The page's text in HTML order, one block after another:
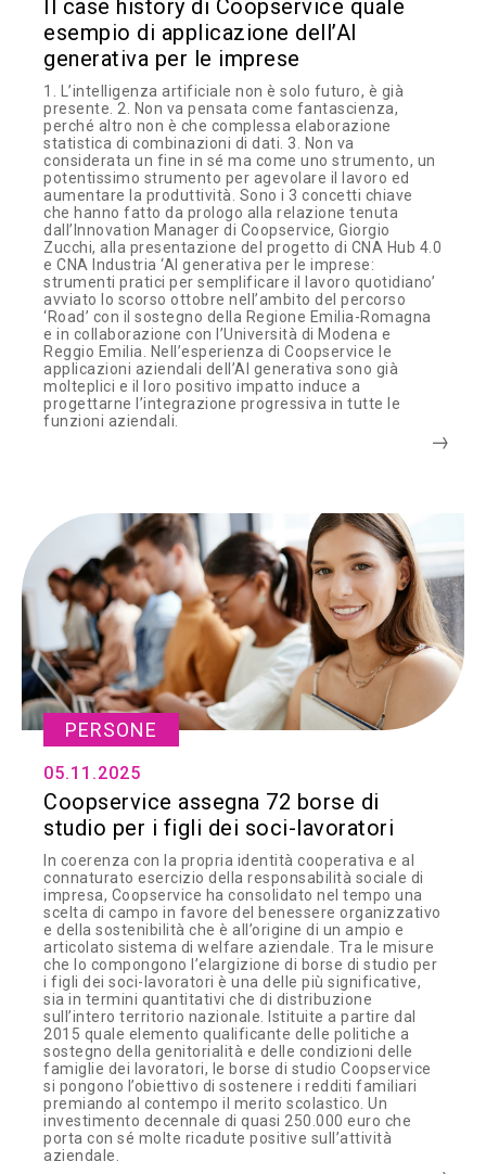
Il case history di Coopservice quale
esempio di applicazione dell’AI
generativa per le imprese
1. L’intelligenza artificiale non è solo futuro, è già
presente. 2. Non va pensata come fantascienza,
perché altro non è che complessa elaborazione
statistica di combinazioni di dati. 3. Non va
considerata un fine in sé ma come uno strumento, un
potentissimo strumento per agevolare il lavoro ed
aumentare la produttività. Sono i 3 concetti chiave
che hanno fatto da prologo alla relazione tenuta
dall’Innovation Manager di Coopservice, Giorgio
Zucchi, alla presentazione del progetto di CNA Hub 4.0
e CNA Industria ‘AI generativa per le imprese:
strumenti pratici per semplificare il lavoro quotidiano’
avviato lo scorso ottobre nell’ambito del percorso
‘Road’ con il sostegno della Regione Emilia-Romagna
e in collaborazione con l’Università di Modena e
Reggio Emilia. Nell’esperienza di Coopservice le
applicazioni aziendali dell’AI generativa sono già
molteplici e il loro positivo impatto induce a
progettarne l’integrazione progressiva in tutte le
funzioni aziendali.
PERSONE
05.11.2025
Coopservice assegna 72 borse di
studio per i figli dei soci-lavoratori
In coerenza con la propria identità cooperativa e al
connaturato esercizio della responsabilità sociale di
impresa, Coopservice ha consolidato nel tempo una
scelta di campo in favore del benessere organizzativo
e della sostenibilità che è all’origine di un ampio e
articolato sistema di welfare aziendale. Tra le misure
che lo compongono l’elargizione di borse di studio per
i figli dei soci-lavoratori è una delle più significative,
sia in termini quantitativi che di distribuzione
sull’intero territorio nazionale. Istituite a partire dal
2015 quale elemento qualificante delle politiche a
sostegno della genitorialità e delle condizioni delle
famiglie dei lavoratori, le borse di studio Coopservice
si pongono l’obiettivo di sostenere i redditi familiari
premiando al contempo il merito scolastico. Un
investimento decennale di quasi 250.000 euro che
porta con sé molte ricadute positive sull’attività
aziendale.